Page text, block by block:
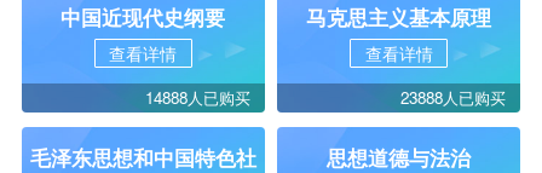
中国近现代史纲要
查看详情
14888人已购买
马克思主义基本原理
查看详情
23888人已购买
毛泽东思想和中国特色社
思想道德与法治